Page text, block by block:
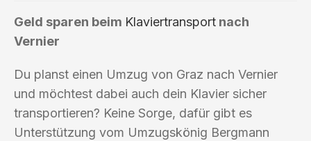
Geld sparen beim Klaviertransport nach
Vernier
Du planst einen Umzug von Graz nach Vernier
und möchtest dabei auch dein Klavier sicher
transportieren? Keine Sorge, dafür gibt es
Unterstützung vom Umzugskönig Bergmann